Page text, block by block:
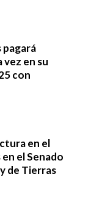
en su
con
en el
el Senado
de Tierras